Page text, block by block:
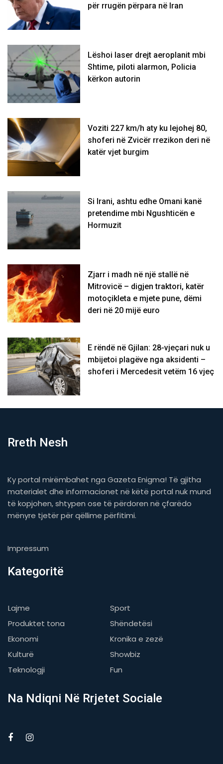
për rrugën përpara në Iran
Lëshoi laser drejt aeroplanit mbi
Shtime, piloti alarmon, Policia
kërkon autorin
Voziti 227 km/h aty ku lejohej 80,
shoferi në Zvicër rrezikon deri në
katër vjet burgim
Si Irani, ashtu edhe Omani kanë
pretendime mbi Ngushticën e
Hormuzit
Zjarr i madh në një stallë në
Mitrovicë – digjen traktori, katër
motoçikleta e mjete pune, dëmi
deri në 20 mijë euro
E rëndë në Gjilan: 28-vjeçari nuk u
mbijetoi plagëve nga aksidenti –
shoferi i Mercedesit vetëm 16 vjeç
Rreth Nesh
Ky portal mirëmbahet nga Gazeta Enigma! Të gjitha
materialet dhe informacionet në këtë portal nuk mund
të kopjohen, shtypen ose të përdoren në çfarëdo
mënyre tjetër për qëllime përfitimi.
Impressum
Kategoritë
Lajme
Sport
Produktet tona
Shëndetësi
Ekonomi
Kronika e zezë
Kulturë
Showbiz
Teknologji
Fun
Na Ndiqni Në Rrjetet Sociale